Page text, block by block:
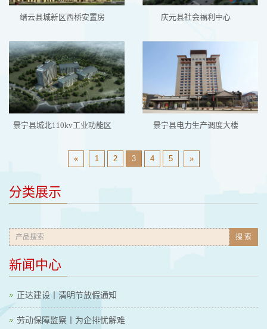
缙云县城新区西桥安置房 庆元县社会福利中心
景宁县城北110kv工业功能区 景宁县电力生产调度大楼
« 1 2 3 4 5 »
分类展示
搜 索
新闻中心
正达建设丨清明节放假通知
劳动保障监察丨为企排忧解难